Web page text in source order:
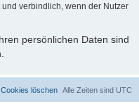
verbindlich, wenn der Nutzer
persönlichen Daten sind
Alle Zeiten sind UTC
Cookies löschen